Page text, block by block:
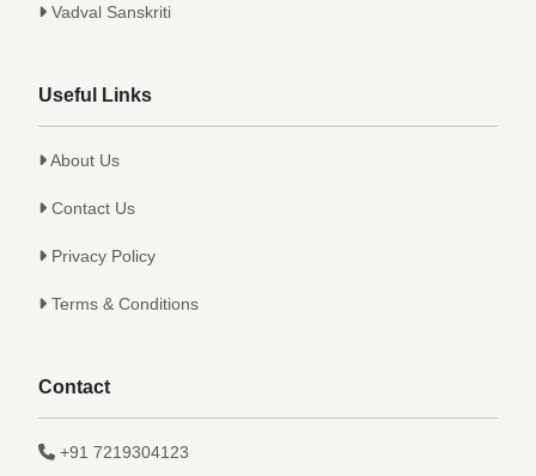
Vadval Sanskriti
Useful Links
About Us
Contact Us
Privacy Policy
Terms & Conditions
Contact
+91 7219304123